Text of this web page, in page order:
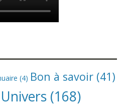
(4) Bon à savoir (41)
(168)